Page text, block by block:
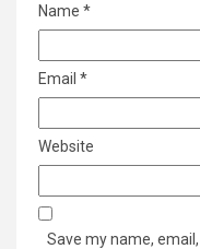
Name *
Email *
Website
Save my name,